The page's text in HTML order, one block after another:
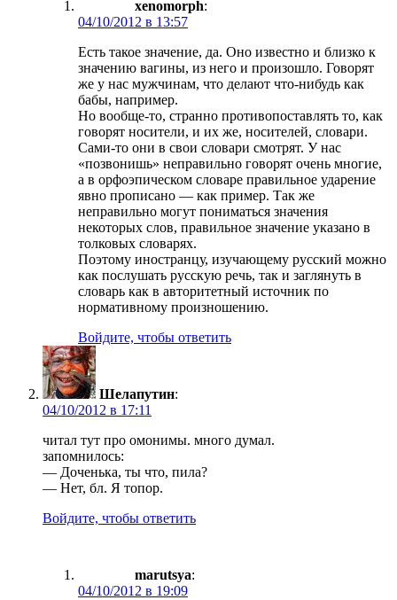
xenomorph:
04/10/2012 в 13:57
Есть такое значение, да. Оно известно и близко к
значению вагины, из него и произошло. Говорят
же у нас мужчинам, что делают что-нибудь как
бабы, например.
Но вообще-то, странно противопоставлять то, как
говорят носители, и их же, носителей, словари.
Сами-то они в свои словари смотрят. У нас
«позвонишь» неправильно говорят очень многие,
а в орфоэпическом словаре правильное ударение
явно прописано — как пример. Так же
неправильно могут пониматься значения
некоторых слов, правильное значение указано в
толковых словарях.
Поэтому иностранцу, изучающему русский можно
как послушать русскую речь, так и заглянуть в
словарь как в авторитетный источник по
нормативному произношению.
Войдите, чтобы ответить
Шелапутин:
04/10/2012 в 17:11
читал тут про омонимы. много думал.
запомнилось:
— Доченька, ты что, пила?
— Нет, бл. Я топор.
Войдите, чтобы ответить
marutsya:
04/10/2012 в 19:09